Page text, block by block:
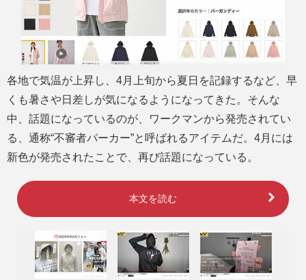
各地で気温が上昇し、4月上旬から夏日を記録するなど、早
くも暑さや日差しが気になるようになってきた。そんな
中、話題になっているのが、ワークマンから発売されてい
る、通称“不審者パーカー”と呼ばれるアイテムだ。4月には
新色が発売されたことで、再び話題になっている。
本文を読む